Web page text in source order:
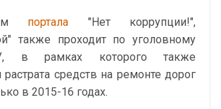
портала "Нет коррупции!",
также проходит по уголовному
в рамках которого также
растрата средств на ремонте дорог
в 2015-16 годах.